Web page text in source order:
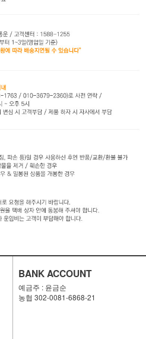
BANK ACCOUNT
예금주 : 윤금순
농협 302-0081-6868-21